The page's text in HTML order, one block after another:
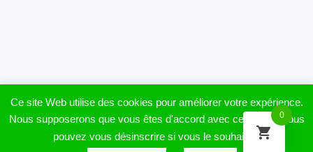
Ce site Web utilise des cookies pour améliorer votre expérience.
Nous supposerons que vous êtes d'accord avec cela, mais vous
pouvez vous désinscrire si vous le souhaitez.
0